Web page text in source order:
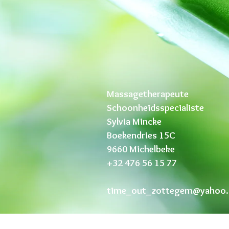
Massagetherapeute
Schoonheidsspecialiste
Sylvia Mincke
Boekendries 15C
9660 Michelbeke
+32 476 56 15 77